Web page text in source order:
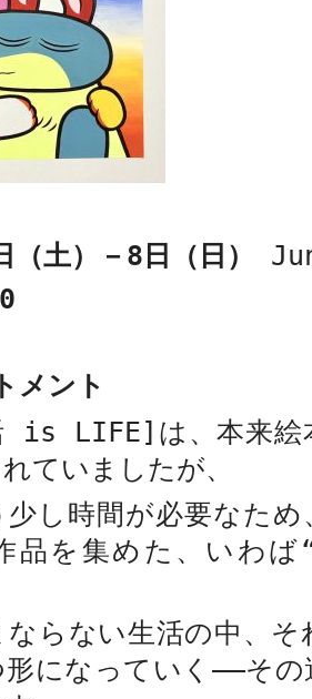
（土）－ 8 日（日）
メント
is LIFE] は、本来
ていましたが、
し時間が必要なた
品を集めた、いわば
ならない生活の中、
になっていく――そ